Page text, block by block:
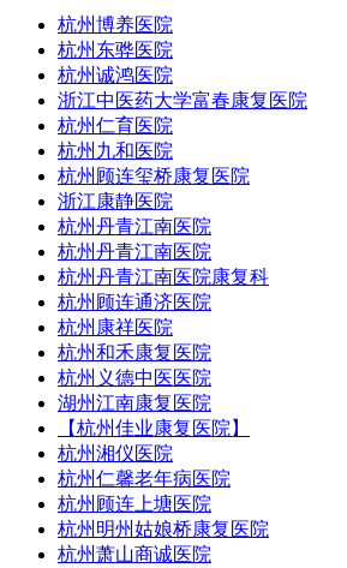
杭州博养医院
杭州东骅医院
杭州诚鸿医院
浙江中医药大学富春康复医院
杭州仁育医院
杭州九和医院
杭州顾连玺桥康复医院
浙江康静医院
杭州丹青江南医院
杭州丹青江南医院
杭州丹青江南医院康复科
杭州顾连通济医院
杭州康祥医院
杭州和禾康复医院
杭州义德中医医院
湖州江南康复医院
【杭州佳业康复医院】
杭州湘仪医院
杭州仁馨老年病医院
杭州顾连上塘医院
杭州明州姑娘桥康复医院
杭州萧山商诚医院